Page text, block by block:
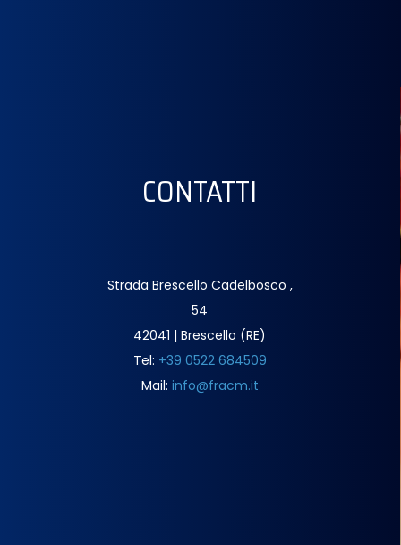
CONTATTI
Strada Brescello Cadelbosco ,
54
42041 | Brescello (RE)
Tel: +39 0522 684509
Mail: info@fracm.it